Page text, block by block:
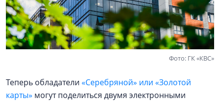
Фото: ГК «КВС»
Теперь обладатели «Серебряной» или «Золотой
карты» могут поделиться двумя электронными